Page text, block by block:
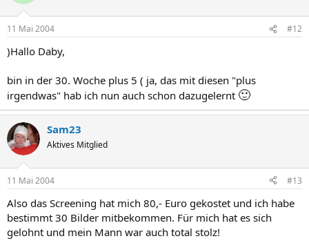
11 Mai 2004 #12
)Hallo Daby,
bin in der 30. Woche plus 5 ( ja, das mit diesen "plus
irgendwas" hab ich nun auch schon dazugelernt 🙂
Sam23
Aktives Mitglied
11 Mai 2004 #13
Also das Screening hat mich 80,- Euro gekostet und ich habe
bestimmt 30 Bilder mitbekommen. Für mich hat es sich
gelohnt und mein Mann war auch total stolz!